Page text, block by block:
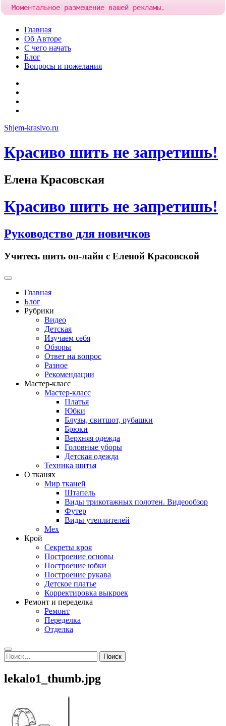
Skip
content
Главная
Об Авторе
С чего начать
Блог
Вопросы и пожелания
Shjem-krasivo.ru
Красиво шить не запретишь!
Елена Красовская
Красиво шить не запретишь!
Руководство для новичков
Учитесь шить он-лайн с Еленой Красовской
Primary
Главная
Блог
Рубрики
Видео
Детская
Изучаем себя
Обзоры
Ответ на вопрос
Разное
Рекомендации
Мастер-класс
Мастер-класс
Платья
Юбки
Блузы, свитшот, рубашки
Брюки
Верхняя одежда
Головные уборы
Детская одежда
Техника шитья
О тканях
Мир тканей
Штапель
Виды трикотажных полотен. Видеообзор
Футер
Виды утеплителей
Мех
Крой
Секреты кроя
Построение основы
Построение юбки
Построение рукава
Детское платье
Корректировка выкроек
Ремонт и переделка
Ремонт
Переделка
Отделка
Search
Найти:
lekalo1_thumb.jpg
Моментальное размещение вашей рекламы.